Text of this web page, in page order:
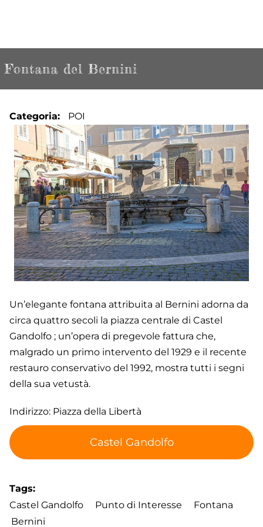
Fontana del Bernini
Categoria POI
Un’elegante fontana attribuita al Bernini adorna da
circa quattro secoli la piazza centrale di Castel
Gandolfo ; un’opera di pregevole fattura che,
malgrado un primo intervento del 1929 e il recente
restauro conservativo del 1992, mostra tutti i segni
della sua vetustà.
Indirizzo: Piazza della Libertà
Castel Gandolfo
Tags
Castel Gandolfo
Punto di Interesse
Fontana
Bernini